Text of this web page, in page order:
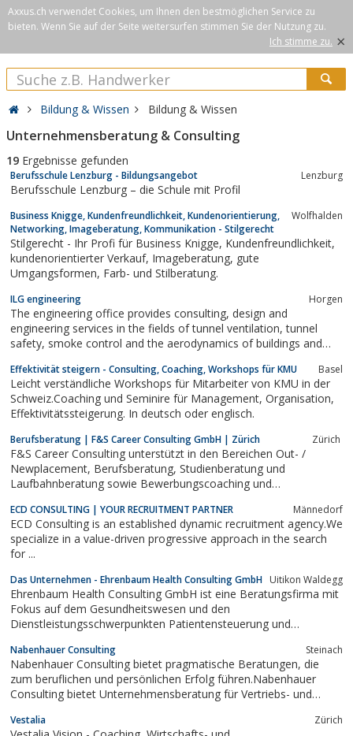
Axxus.ch verwendet Cookies, um Ihnen den bestmöglichen Service zu
bieten. Wenn Sie auf der Seite weitersurfen stimmen Sie der Nutzung zu.
Ich stimme zu. ×
Bildung & Wissen Bildung & Wissen
Unternehmensberatung & Consulting
19 Ergebnisse gefunden
Berufsschule Lenzburg - Bildungsangebot Lenzburg
Berufsschule Lenzburg – die Schule mit Profil
Business Knigge, Kundenfreundlichkeit, Kundenorientierung,
Networking, Imageberatung, Kommunikation - Stilgerecht
Wolfhalden
Stilgerecht - Ihr Profi für Business Knigge, Kundenfreundlichkeit,
kundenorientierter Verkauf, Imageberatung, gute
Umgangsformen, Farb- und Stilberatung.
ILG engineering Horgen
The engineering office provides consulting, design and
engineering services in the fields of tunnel ventilation, tunnel
safety, smoke control and the aerodynamics of buildings and
Effektivität steigern - Consulting, Coaching, Workshops für KMU Basel
Leicht verständliche Workshops für Mitarbeiter von KMU in der
Schweiz.Coaching und Seminire für Management, Organisation,
Effektivitätssteigerung. In deutsch oder englisch.
Berufsberatung | F&S Career Consulting GmbH | Zürich Zürich ​
F&S Career Consulting unterstützt in den Bereichen Out- /
Newplacement, Berufsberatung, Studienberatung und
Laufbahnberatung sowie Bewerbungscoaching und
Wiedereinstieg bzw. Beratungen von Klienten mit Alter 50 plus
und für Coaching.
ECD CONSULTING | YOUR RECRUITMENT PARTNER Männedorf
ECD Consulting is an established dynamic recruitment agency.We
specialize in a value-driven progressive approach in the search
for ...
Das Unternehmen - Ehrenbaum Health Consulting GmbH Uitikon Waldegg
Ehrenbaum Health Consulting GmbH ist eine Beratungsfirma mit
Fokus auf dem Gesundheitswesen und den
Dienstleistungsschwerpunkten Patientensteuerung und
verfügen über breite Erfahrung im Auf- und Ausbau sowie der
Pflege von integrierten Versorgungsnetzen. Die langjährige...
Nabenhauer Consulting Steinach
Nabenhauer Consulting bietet pragmatische Beratungen, die
zum beruflichen und persönlichen Erfolg führen.Nabenhauer
Consulting bietet Unternehmensberatung für Vertriebs- und
auf Autopilot schalten.
Vestalia Zürich